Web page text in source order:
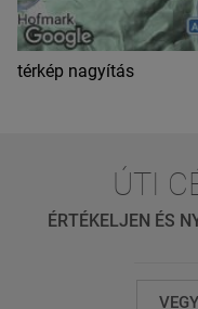
térkép nagyítás
ÚTI
ÉRTÉKELJEN ÉS